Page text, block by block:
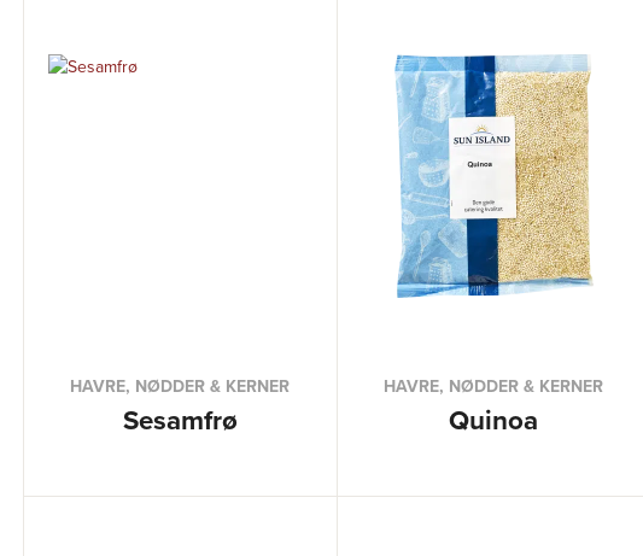
HAVRE, NØDDER & KERNER
Sesamfrø
HAVRE, NØDDER & KERNER
Quinoa